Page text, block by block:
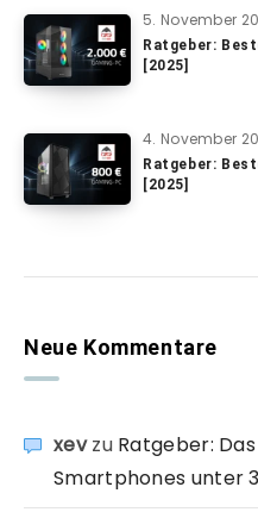
5. November
Ratgeber:
[2025]
4. November
Ratgeber:
[2025]
Neue Kommentare
xevzu Ratgeber:
Smartphones unter